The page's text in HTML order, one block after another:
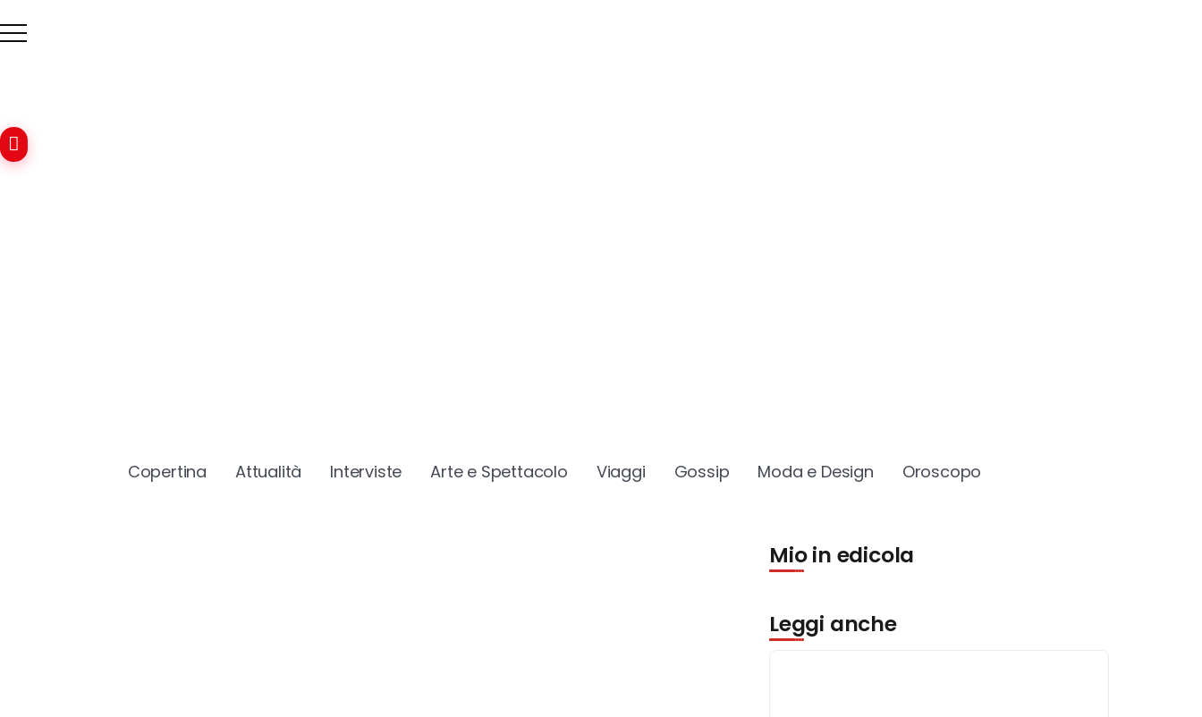
Copertina Attualità Interviste Arte e Spettacolo Viaggi Gossip Moda e Design Oroscopo
Mio in edicola
Leggi anche